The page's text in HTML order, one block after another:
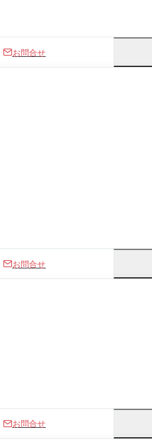
お問合せ
お問合せ
お問合せ